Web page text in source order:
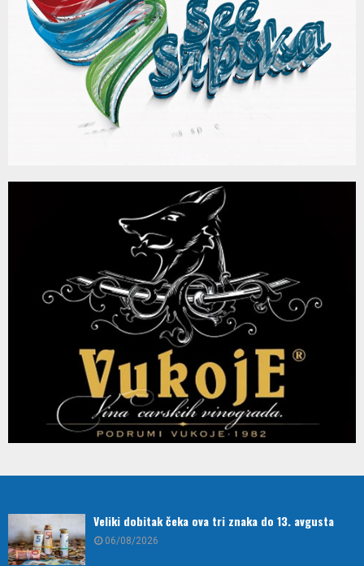
Veliki dobitak čeka ova tri znaka do 13. avgusta
06/08/2026